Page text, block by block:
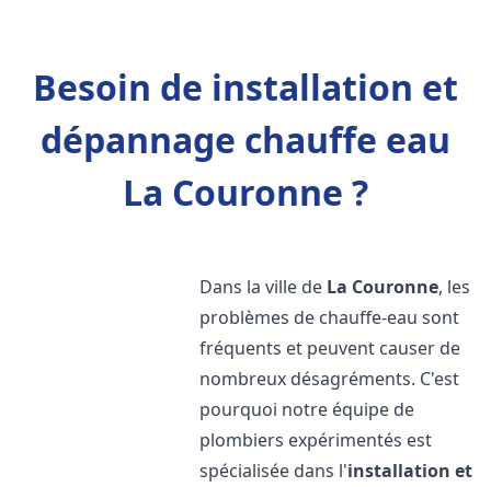
Besoin de installation et
dépannage chauffe eau
La Couronne ?
Dans la ville de La Couronne, les
problèmes de chauffe-eau sont
fréquents et peuvent causer de
nombreux désagréments. C'est
pourquoi notre équipe de
plombiers expérimentés est
spécialisée dans l'installation et